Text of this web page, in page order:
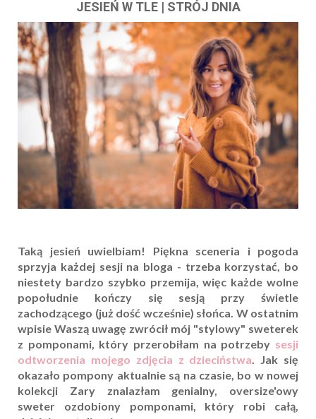
JESIEŃ W TLE | STRÓJ DNIA
Taką jesień uwielbiam! Piękna sceneria i pogoda
sprzyja każdej sesji na bloga - trzeba korzystać, bo
niestety bardzo szybko przemija, więc każde wolne
popołudnie kończy się sesją przy świetle
zachodzącego (już dość wcześnie) słońca. W ostatnim
wpisie Waszą uwagę zwrócił mój "stylowy" sweterek
z pomponami, który przerobiłam na potrzeby sesji
odtworzenia mojego zdjęcia z dzieciństwa. Jak się
okazało pompony aktualnie są na czasie, bo w nowej
kolekcji Zary znalazłam genialny, oversize'owy
sweter ozdobiony pomponami, który robi całą,